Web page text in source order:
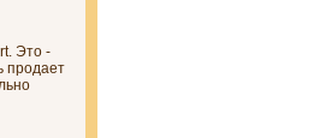
Это -
продает